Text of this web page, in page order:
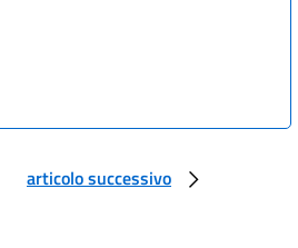
articolo successivo